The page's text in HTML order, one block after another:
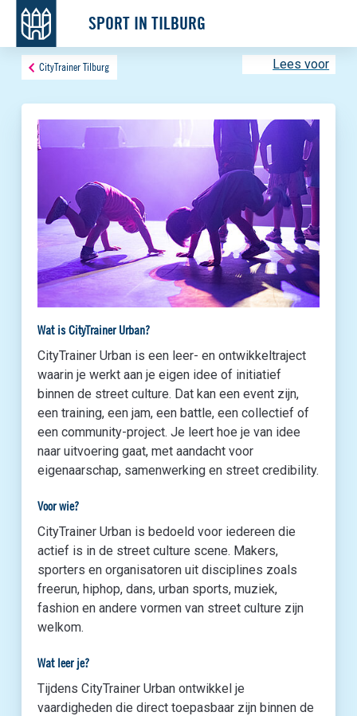
SPORT IN TILBURG
CityTrainer Tilburg Lees voor
Wat is CityTrainer Urban?
CityTrainer Urban is een leer- en ontwikkeltraject
waarin je werkt aan je eigen idee of initiatief
binnen de street culture. Dat kan een event zijn,
een training, een jam, een battle, een collectief of
een community-project. Je leert hoe je van idee
naar uitvoering gaat, met aandacht voor
eigenaarschap, samenwerking en street credibility.
Voor wie?
CityTrainer Urban is bedoeld voor iedereen die
actief is in de street culture scene. Makers,
sporters en organisatoren uit disciplines zoals
freerun, hiphop, dans, urban sports, muziek,
fashion en andere vormen van street culture zijn
welkom.
Wat leer je?
Tijdens CityTrainer Urban ontwikkel je
vaardigheden die direct toepasbaar zijn binnen de